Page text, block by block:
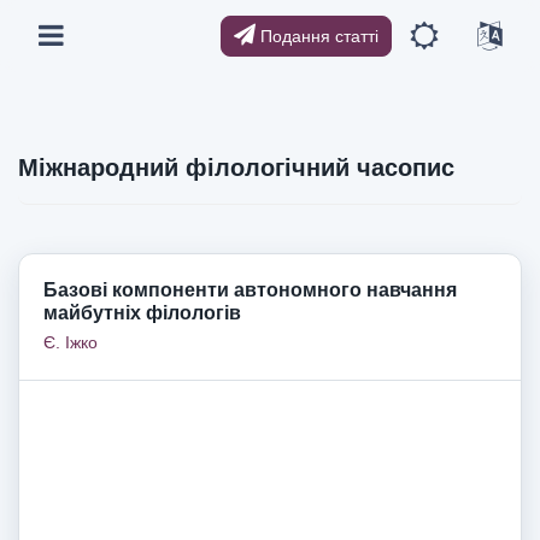
Подання статті
Міжнародний філологічний часопис
Базовi компоненти автономного навчання
майбутніх філологів
Є. Іжко